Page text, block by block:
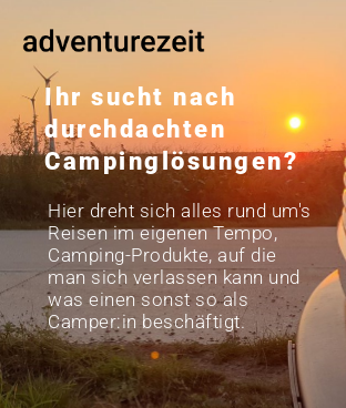
Ihr sucht nach
durchdachten
Campinglösungen?
Hier dreht sich alles rund um's
Reisen im eigenen Tempo,
Camping-Produkte, auf die
man sich verlassen kann und
was einen sonst so als
Camper:in beschäftigt.